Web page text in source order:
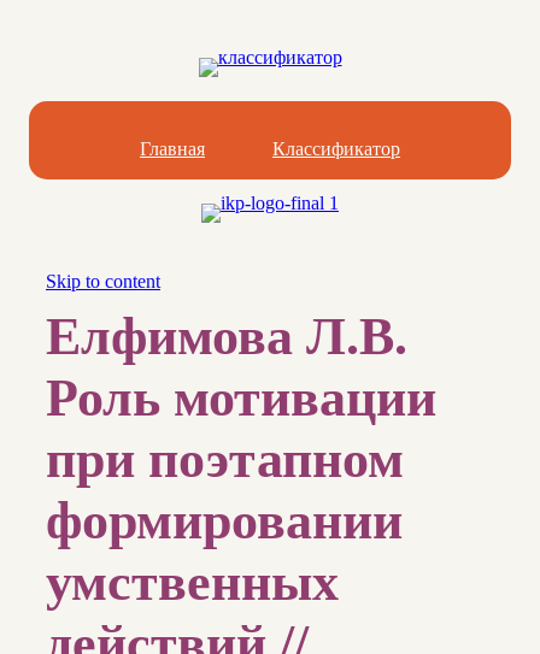
Главная Классификатор
Skip to content
Елфимова Л.В.
Роль мотивации
при поэтапном
формировании
умственных